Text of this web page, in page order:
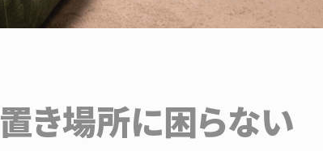
置き場所に困らない